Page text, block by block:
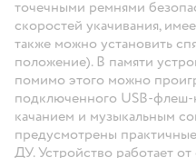
точечными ремнями
скоростей укачивания,
также можно установить
положение). В памяти
помимо этого можно
подключенного USB-флеш-
качанием и музыкальным
предусмотрены
ДУ. Устройство работает от